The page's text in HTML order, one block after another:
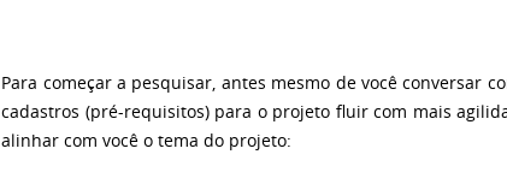
Para começar a pesquisar, antes mesmo de você conversar
cadastros (pré-requisitos) para o projeto fluir com mais
alinhar com você o tema do projeto: